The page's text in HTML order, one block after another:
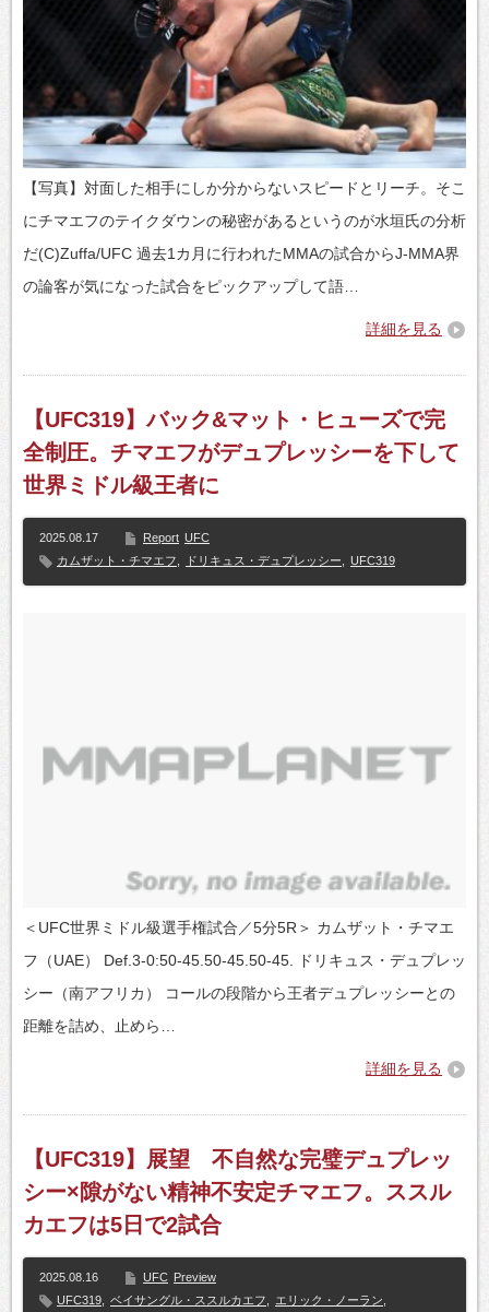
【写真】対面した相手にしか分からないスピードとリーチ。そこ
にチマエフのテイクダウンの秘密があるというのが水垣氏の分析
だ(C)Zuffa/UFC 過去1カ月に行われたMMAの試合からJ-MMA界
の論客が気になった試合をピックアップして語…
詳細を見る
【UFC319】バック&マット・ヒューズで完
全制圧。チマエフがデュプレッシーを下して
世界ミドル級王者に
2025.08.17 Report UFC
カムザット・チマエフ
ドリキュス・デュプレッシー UFC319
＜UFC世界ミドル級選手権試合／5分5R＞ カムザット・チマエ
フ（UAE） Def.3-0:50-45.50-45.50-45. ドリキュス・デュプレッ
シー（南アフリカ） コールの段階から王者デュプレッシーとの
距離を詰め、止めら…
詳細を見る
【UFC319】展望 不自然な完璧デュプレッ
シー×隙がない精神不安定チマエフ。ススル
カエフは5日で2試合
2025.08.16 UFC Preview
UFC319
ベイサングル・ススルカエフ エリック・ノーラン